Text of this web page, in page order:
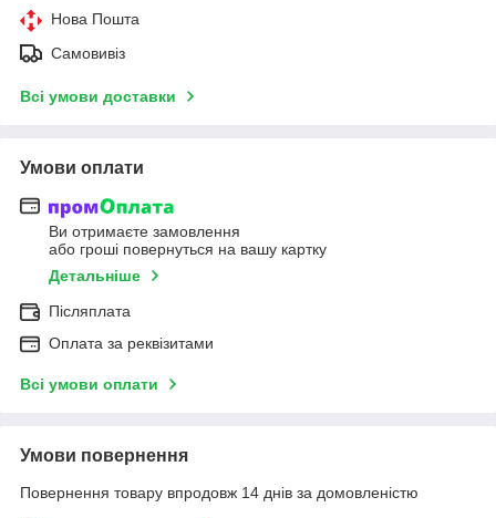
Нова Пошта
Самовивіз
Всі умови доставки
Умови оплати
Ви отримаєте замовлення
або гроші повернуться на вашу картку
Детальніше
Післяплата
Оплата за реквізитами
Всі умови оплати
Умови повернення
Повернення товару впродовж 14 днів за домовленістю